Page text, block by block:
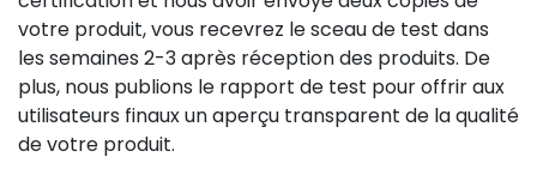
votre produit, vous recevrez le sceau de test dans
les semaines 2-3 après réception des produits. De
plus, nous publions le rapport de test pour offrir aux
utilisateurs finaux un aperçu transparent de la qualité
de votre produit.